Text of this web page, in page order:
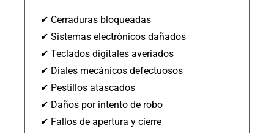
✔ Cerraduras bloqueadas
✔ Sistemas electrónicos dañados
✔ Teclados digitales averiados
✔ Diales mecánicos defectuosos
✔ Pestillos atascados
✔ Daños por intento de robo
✔ Fallos de apertura y cierre